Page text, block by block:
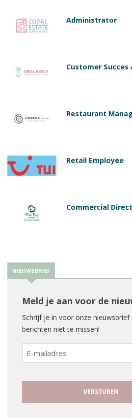
Administrator
Customer Succes
Restaurant
Retail Employee
Commercial
NIEUWSBRIEF
Meld je aan voor de
Schrijf je in voor onze
berichten niet te missen!
E-
mailadres